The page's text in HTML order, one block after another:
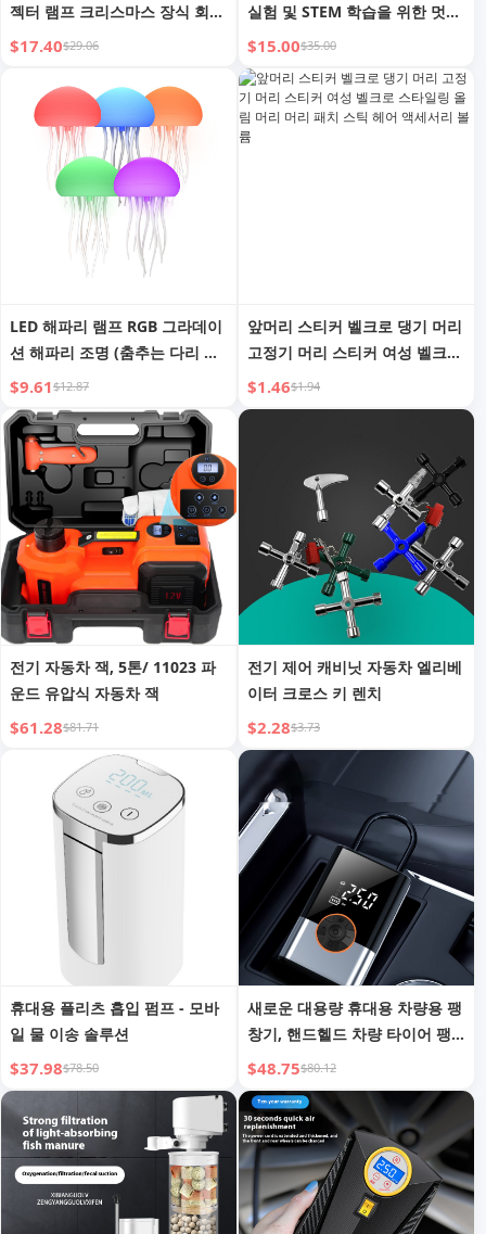
젝터 램프 크리스마스 장식 회전
별이 빛나는 하늘 분위기 조명
$17.40$29.06
실험 및 STEM 학습을 위한 멋진
인터랙티브 장난감, 안전하고 재
미있음
$15.00$35.00
LED 해파리 램프 RGB 그라데이
션 해파리 조명 (춤추는 다리 및
터치 센서 포함) - 침실, 거실용
충전식 귀여운 책상 램프
$9.61$12.87
앞머리 스티커 벨크로 댕기 머리
고정기 머리 스티커 여성 벨크로
스타일링 올림 머리 머리 패치
스틱 헤어 액세서리 볼륨
$1.46$1.94
전기 자동차 잭, 5톤/ 11023 파
운드 유압식 자동차 잭
$61.28$81.71
전기 제어 캐비닛 자동차 엘리베
이터 크로스 키 렌치
$2.28$3.73
휴대용 플리츠 흡입 펌프 - 모바
일 물 이송 솔루션
$37.98$78.50
새로운 대용량 휴대용 차량용 팽
창기, 핸드헬드 차량 타이어 팽
창기, 무선 디지털 타이어 팽창
기
$48.75$80.12